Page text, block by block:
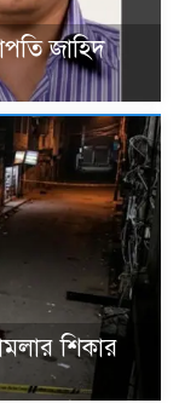
জাহিদ
শিকার